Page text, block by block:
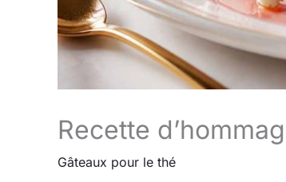
Recette
Gâteaux pour le thé